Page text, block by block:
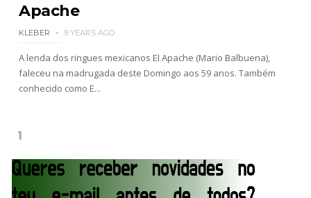
WWE NXT 28 JULY 2026
Unknown -Jul 29 2026
Throwback: The Rock vs Brock Lesnar:
SCSA867
WWE Monday Night Raw 27 July 2026
Apache
KLEBER 9 YEARS AGO
A lenda dos ringues mexicanos El Apache (Mario Balbuena),
faleceu na madrugada deste Domingo aos 59 anos. Também
conhecido como E...
1